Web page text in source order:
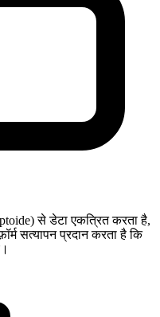
से डेटा एकत्रित करता है,
सत्यापन प्रदान करता है कि